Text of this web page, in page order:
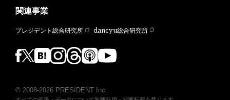
関連事業
プレジデント総合研究所 dancyu総合研究所
© 2008-2026 PRESIDENT Inc.